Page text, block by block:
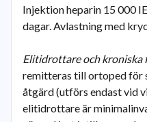
Injektion heparin 15 000
dagar. Avlastning med
Elitidrottare och kroniska
remitteras till ortoped för
åtgärd (utförs endast vid
elitidrottare är